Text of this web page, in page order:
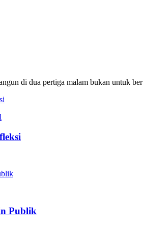
di dua pertiga malam bukan untuk
Publik